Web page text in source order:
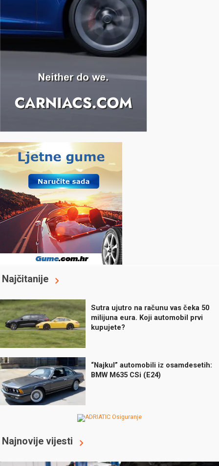
Najčitanije
Sutra ujutro na računu vas čeka 50
milijuna eura. Koji automobil prvi
kupujete?
“Najkul” automobili iz osamdesetih:
BMW M635 CSi (E24)
Najnovije vijesti